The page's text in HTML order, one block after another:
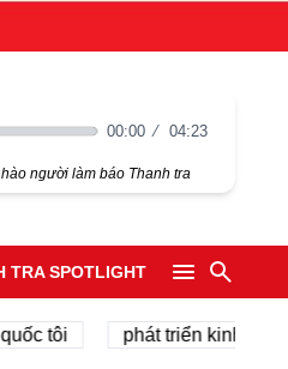
00:00 04:23
người làm báo Thanh tra
TRA SPOTLIGHT
phát triển kinh tế tư nhân